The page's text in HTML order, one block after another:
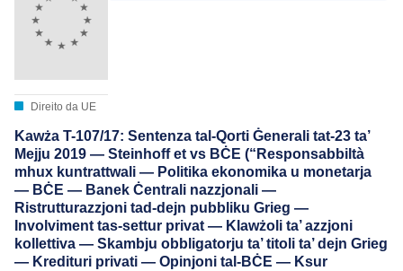
Direito da UE
Kawża T-107/17: Sentenza tal-Qorti Ġenerali tat-23 ta’
Mejju 2019 — Steinhoff et vs BĊE (“Responsabbiltà
mhux kuntrattwali — Politika ekonomika u monetarja
— BĊE — Banek Ċentrali nazzjonali —
Ristrutturazzjoni tad-dejn pubbliku Grieg —
Involviment tas-settur privat — Klawżoli ta’ azzjoni
kollettiva — Skambju obbligatorju ta’ titoli ta’ dejn Grieg
— Kredituri privati — Opinjoni tal-BĊE — Ksur